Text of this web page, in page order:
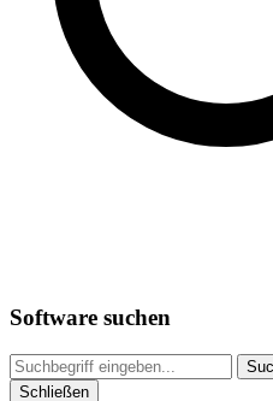
Software suchen
Schließen